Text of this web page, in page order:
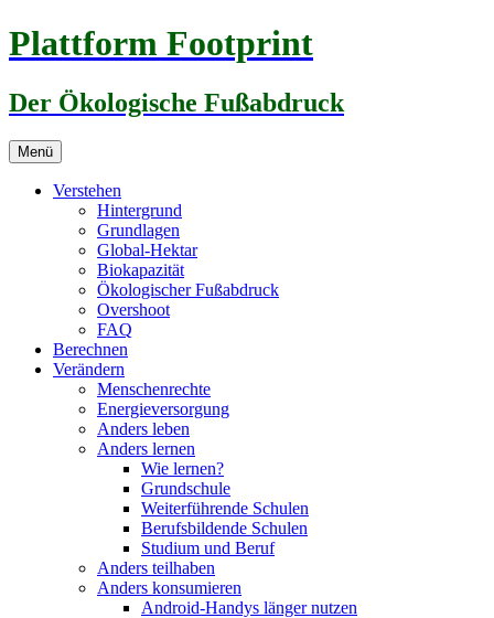
Zum
Inhalt
Plattform Footprint
Der Ökologische Fußabdruck
Menü
Verstehen
Hintergrund
Grundlagen
Global-Hektar
Biokapazität
Ökologischer Fußabdruck
Overshoot
FAQ
Berechnen
Verändern
Menschenrechte
Energieversorgung
Anders leben
Anders lernen
Wie lernen?
Grundschule
Weiterführende Schulen
Berufsbildende Schulen
Studium und Beruf
Anders teilhaben
Anders konsumieren
Android-Handys länger nutzen